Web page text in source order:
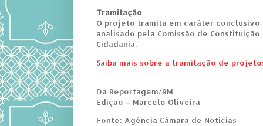
Tramitação
O projeto tramita em caráter conclusivo
analisado pela Comissão de
Cidadania.
Saiba mais sobre a tramitação de
Da Reportagem/RM
Edição – Marcelo Oliveira
Fonte: Agência Câmara de Notícias